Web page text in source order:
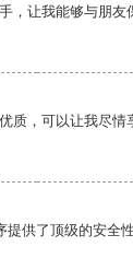
，让我能够与朋友
质，可以让我尽情
供了顶级的安全性